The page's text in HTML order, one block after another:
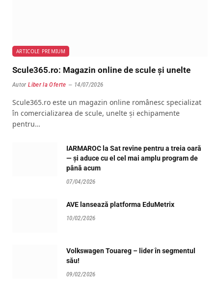
ARTICOLE PREMIUM
Scule365.ro: Magazin online de scule și unelte
Autor Liber la Oferte 14/07/2026
Scule365.ro este un magazin online românesc specializat
în comercializarea de scule, unelte și echipamente
pentru…
IARMAROC la Sat revine pentru a treia oară
— și aduce cu el cel mai amplu program de
până acum
07/04/2026
AVE lansează platforma EduMetrix
10/02/2026
Volkswagen Touareg – lider în segmentul
său!
09/02/2026